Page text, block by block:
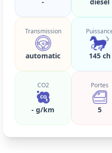
Transmission
automatic 145 ch
CO2
- g/km
Portes
5